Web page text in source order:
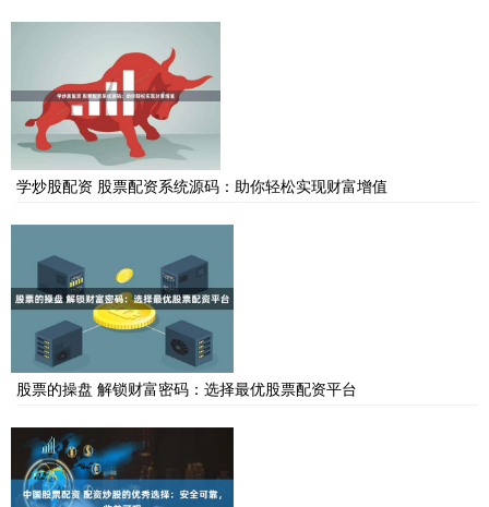
学炒股配资 股票配资系统源码：助你轻松实现财富增值
股票的操盘 解锁财富密码：选择最优股票配资平台